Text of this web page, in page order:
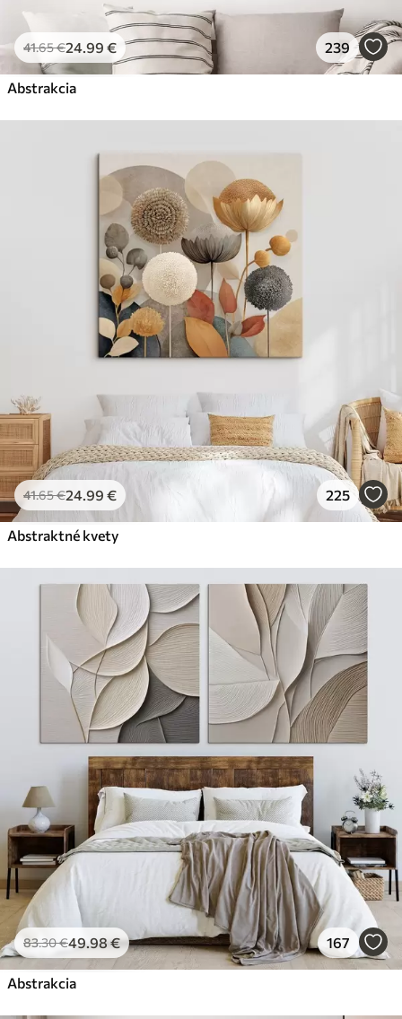
Eko-Premium
Od 36.00€
✓Žiarivé a sýte farby
✓Odolné voči vyblednutiu
Ekologický materiál
41.65€24.99 € 239
Abstrakcia
41.65€24.99 € 225
Abstraktné kvety
83.30€49.98€ 167
Abstrakcia